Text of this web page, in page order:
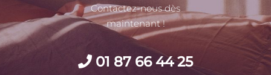
Contactez-nous dès
maintenant !
01 87 66 44 25